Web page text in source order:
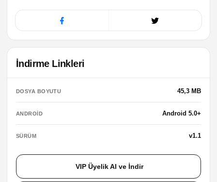
İndirme Linkleri
DOSYA BOYUTU 45,3 MB
ANDROID Android 5.0+
SÜRÜM v1.1
VIP Üyelik Al ve İndir